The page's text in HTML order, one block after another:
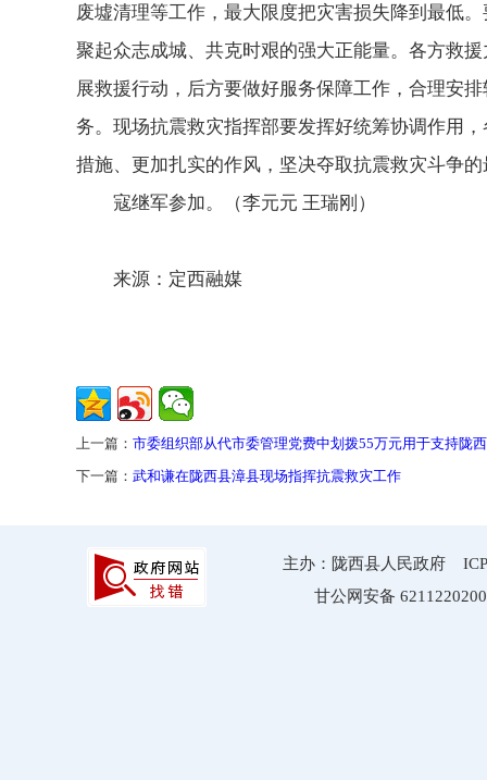
废墟清理等工作，最大限度把灾害损失降到最低
聚起众志成城、共克时艰的强大正能量。各方救
展救援行动，后方要做好服务保障工作，合理安
务。现场抗震救灾指挥部要发挥好统筹协调作用
措施、更加扎实的作风，坚决夺取抗震救灾斗争
寇继军参加。（李元元 王瑞刚）
来源：定西融媒
上一篇： 市委组织部从代市委管理党费中划拨55万元用于支持陇
下一篇： 武和谦在陇西县漳县现场指挥抗震救灾工作
主办：陇西县人民政府
甘公网安备